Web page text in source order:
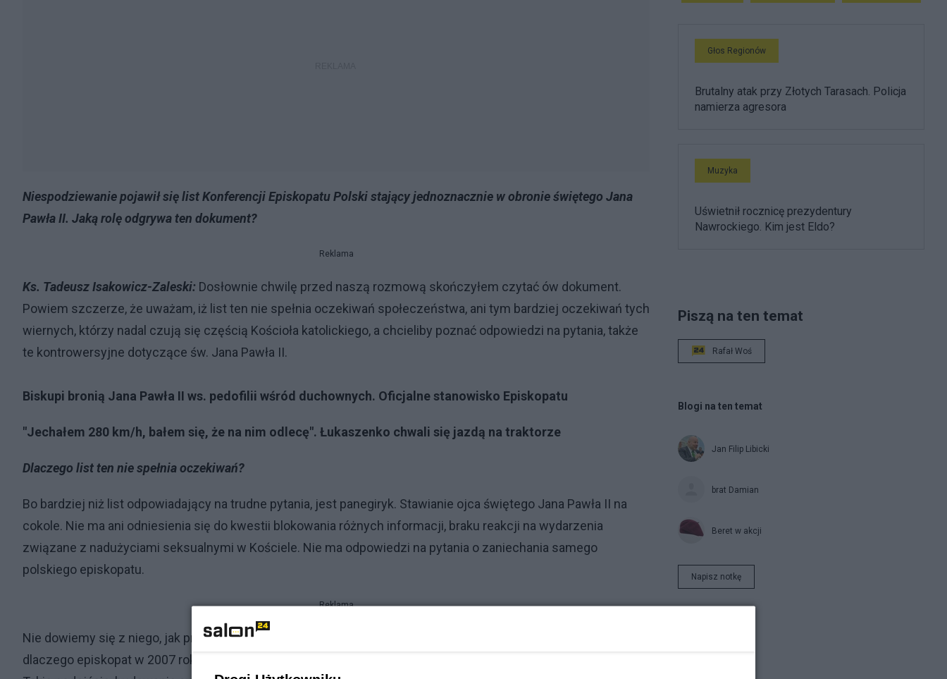
Niespodziewanie pojawił się list Konferencji Episkopatu Polski stający jednoznacznie w obronie świętego Jana
Pawła II. Jaką rolę odgrywa ten dokument?
Reklama
Ks. Tadeusz Isakowicz-Zaleski: Dosłownie chwilę przed naszą rozmową skończyłem czytać ów dokument.
Powiem szczerze, że uważam, iż list ten nie spełnia oczekiwań społeczeństwa, ani tym bardziej oczekiwań tych
wiernych, którzy nadal czują się częścią Kościoła katolickiego, a chcieliby poznać odpowiedzi na pytania, także
te kontrowersyjne dotyczące św. Jana Pawła II.
Biskupi bronią Jana Pawła II ws. pedofilii wśród duchownych. Oficjalne stanowisko Episkopatu
"Jechałem 280 km/h, bałem się, że na nim odlecę". Łukaszenko chwali się jazdą na traktorze
Dlaczego list ten nie spełnia oczekiwań?
Bo bardziej niż list odpowiadający na trudne pytania, jest panegiryk. Stawianie ojca świętego Jana Pawła II na
cokole. Nie ma ani odniesienia się do kwestii blokowania różnych informacji, braku reakcji na wydarzenia
związane z nadużyciami seksualnymi w Kościele. Nie ma odpowiedzi na pytania o zaniechania samego
polskiego episkopatu.
Reklama
Nie dowiemy się z niego, jak przemilczano sprawę arcybiskupa Juliusza Paetza, nie będziemy wiedzieli
dlaczego episkopat w 2007 roku, już dwa lata po śmierci Jana Pawła II, zablokował lustrację w polskim Kościele.
Głos Regionów
Brutalny atak przy Złotych Tarasach. Policja
namierza agresora
Muzyka
Uświetnił rocznicę prezydentury
Nawrockiego. Kim jest Eldo?
Piszą na ten temat
Rafał Woś
Blogi na ten temat
Jan Filip Libicki
brat Damian
Beret w akcji
Napisz notkę